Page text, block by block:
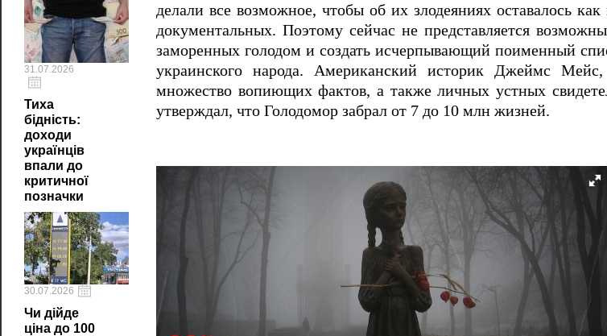
31.07.2026
Тиха
бідність:
доходи
українців
впали до
критичної
позначки
30.07.2026
Чи дійде
ціна до 100
делали все возможное, чтобы об их злодеяниях оставалось
документальных. Поэтому сейчас не представляется
заморенных голодом и создать исчерпывающий поименный
украинского народа. Американский историк Джеймс
множество вопиющих фактов, а также личных устных
утверждал, что Голодомор забрал от 7 до 10 млн жизней.